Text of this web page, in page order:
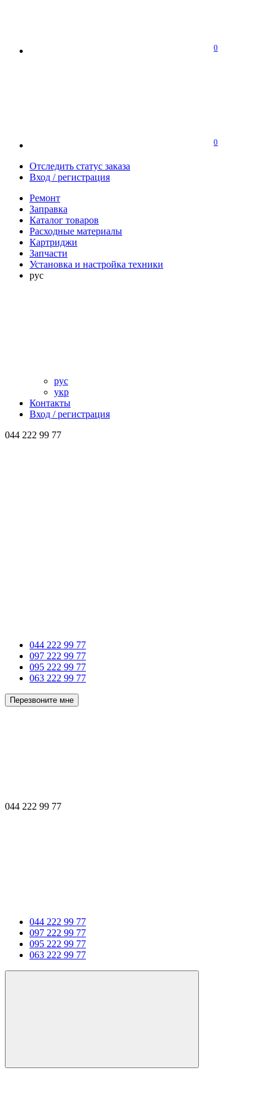
0
0
Отследить статус заказа
Вход / регистрация
Ремонт
Заправка
Каталог товаров
Расходные материалы
Картриджи
Запчасти
Установка и настройка техники
рус
рус
укр
Контакты
Вход / регистрация
044 222 99 77
044 222 99 77
097 222 99 77
095 222 99 77
063 222 99 77
Перезвоните мне
044 222 99 77
044 222 99 77
097 222 99 77
095 222 99 77
063 222 99 77